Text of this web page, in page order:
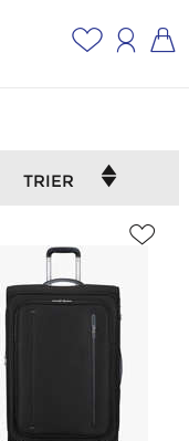
TRIER